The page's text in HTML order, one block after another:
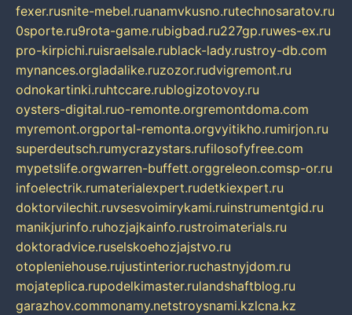
fexer.rusnite-mebel.ruanamvkusno.rutechnosaratov.ru
0sporte.ru9rota-game.rubigbad.ru227gp.ruwes-ex.ru
pro-kirpichi.ruisraelsale.rublack-lady.rustroy-db.com
mynances.orgladalike.ruzozor.rudvigremont.ru
odnokartinki.ruhtccare.rublogizotovoy.ru
oysters-digital.ruo-remonte.orgremontdoma.com
myremont.orgportal-remonta.orgvyitikho.rumirjon.ru
superdeutsch.rumycrazystars.rufilosofyfree.com
mypetslife.orgwarren-buffett.orggreleon.comsp-or.ru
infoelectrik.rumaterialexpert.rudetkiexpert.ru
doktorvilechit.ruvsesvoimirykami.ruinstrumentgid.ru
manikjurinfo.ruhozjajkainfo.rustroimaterials.ru
doktoradvice.ruselskoehozjajstvo.ru
otopleniehouse.rujustinterior.ruchastnyjdom.ru
mojateplica.rupodelkimaster.rulandshaftblog.ru
garazhov.commonamy.netstroysnami.kzlcna.kz